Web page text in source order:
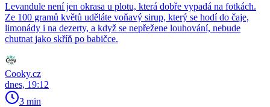
Levandule není jen okrasa u plotu, která dobře vypadá na fotkách.
Ze 100 gramů květů uděláte voňavý sirup, který se hodí do čaje,
limonády i na dezerty, a když se nepřežene louhování, nebude
chutnat jako skříň po babičce.
Cooky.cz
dnes, 19:12
3 min